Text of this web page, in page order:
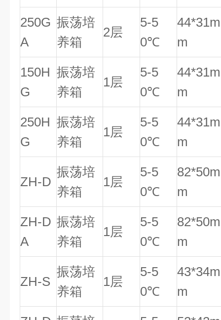
250G
A
振荡培
养箱
2层
5-5
0℃
44*31m
m
150H
G
振荡培
养箱
1层
5-5
0℃
44*31m
m
250H
G
振荡培
养箱
1层
5-5
0℃
44*31m
m
ZH-D
振荡培
养箱
1层
5-5
0℃
82*50m
m
ZH-D
A
振荡培
养箱
1层
5-5
0℃
82*50m
m
ZH-S
振荡培
养箱
1层
5-5
0℃
43*34m
m